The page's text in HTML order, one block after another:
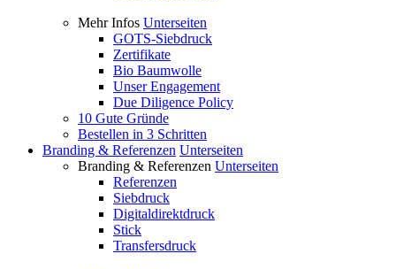
Mehr Infos Unterseiten
GOTS-Siebdruck
Zertifikate
Bio Baumwolle
Unser Engagement
Due Diligence Policy
10 Gute Gründe
Bestellen in 3 Schritten
Branding & Referenzen Unterseiten
Branding & Referenzen Unterseiten
Referenzen
Siebdruck
Digitaldirektdruck
Stick
Transfersdruck